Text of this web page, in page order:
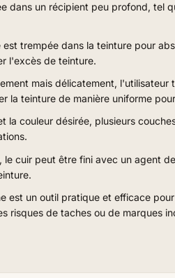
dans un récipient peu profond, tel
est trempée dans la teinture pour
l'excès de teinture.
mais délicatement,
la teinture de manière uniforme
la couleur désirée, plusieurs
le cuir peut être fini avec un agent
est un outil pratique et efficace
risques de taches ou de marques